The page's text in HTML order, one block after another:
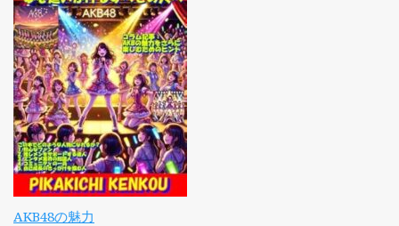
AKB48の魅力